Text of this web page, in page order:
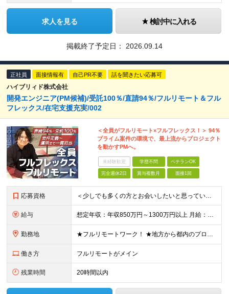
求人を見る 検討中に入れる
掲載終了予定日： 2026.09.14
正社員 面接情報有 自己PR不要 話を聞きたい応募可
ハイブリィド株式会社
開発エンジニア(PM候補)/受託100％/直請94％/フルリモート＆フル
フレックス/在宅支援充実/002
＜全員がフルリモート×フルフレックス！＞ 94％
プライム案件の環境で、最上流からプロジェクト
を動かすPMへ。
未経験歓迎 学歴不問 ベテランOK
完全週休2日 賞与複数月 面接1回
応募資格 ＜少しでも多くの方とお会いしたいと思っています！＞ ◆学歴不問 ◆顧客業務や業務フローを理解し、システム要件を自力で整理できる方 ◆以下いずれかのご経験をお持ちの方 ・プロジェクトマネジメントの実務経
給与 想定年収：年収850万円～1300万円以上 月給：60万円～93万円以上＋賞与年2回 ※経験、能力などを考慮の上、当社規定により決定いたします。 ※上記には固定残業代20時間分（8万円～12.4万円
勤務地 ★フルリモートワーク！ ★地方から都内のプロジェクトに参画する社員も多数！ ≪東京本社≫ 〒101-0041 東京都千代田区神田須田町二丁目19番地23 Daiwa 秋葉原ビル7階 ◎昨年移転したば
働き方 フルリモートがメイン
残業時間 20時間以内